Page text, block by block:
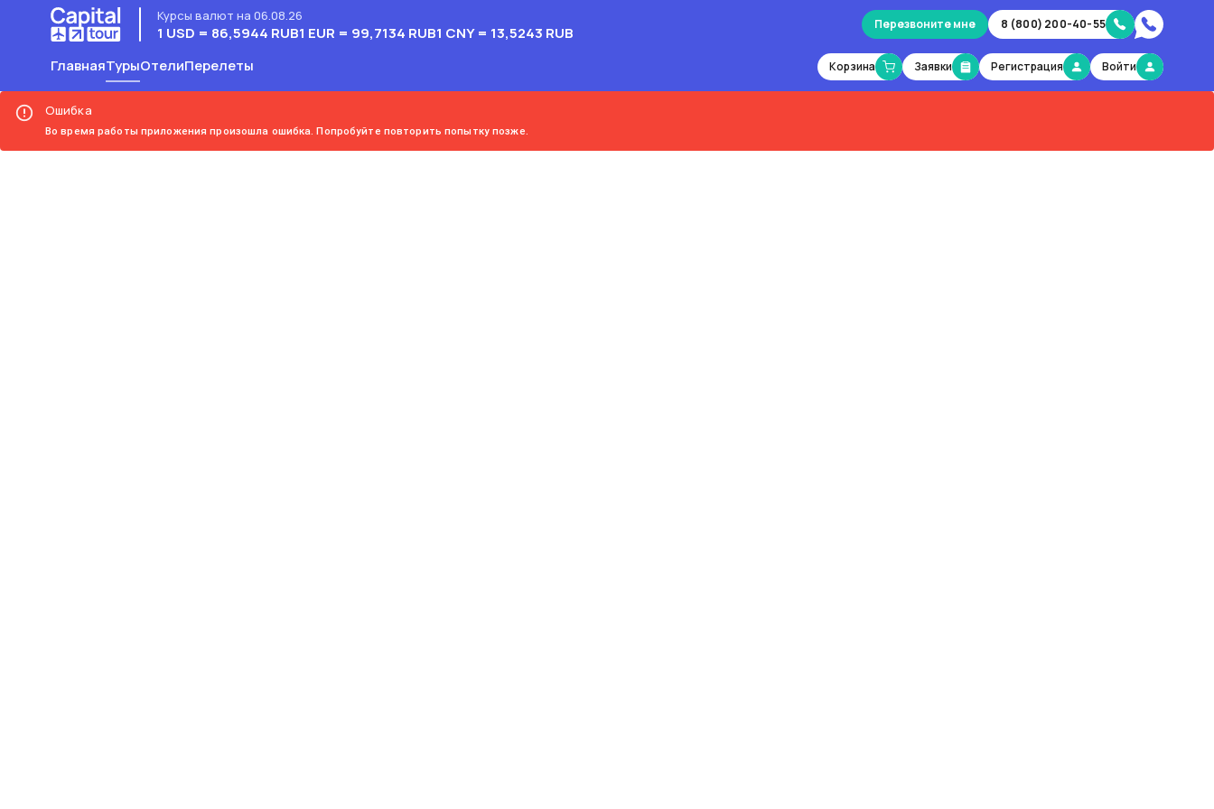
Курсы валют на 06.08.26
1 USD = 86,5944 RUB1 EUR = 99,7134 RUB1 CNY = 13,5243 RUB Перезвоните мне 8 (800) 200-40-55
ГлавнаяТурыОтелиПерелеты Корзина Заявки Регистрация Войти
Ошибка
Во время работы приложения произошла ошибка. Попробуйте повторить попытку позже.